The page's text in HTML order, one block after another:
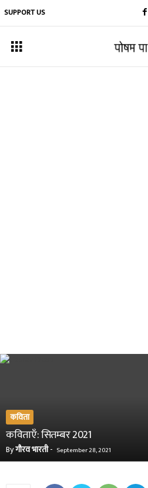
SUPPORT US
कविता
कविताएँ: सितम्बर 2021
Byगौरव भारती- September 28, 2021